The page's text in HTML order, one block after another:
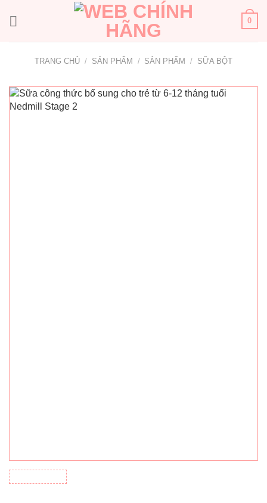
qua
0
TRANG CHỦ / SẢN PHẨM / SẢN PHẨM / SỮA BỘT